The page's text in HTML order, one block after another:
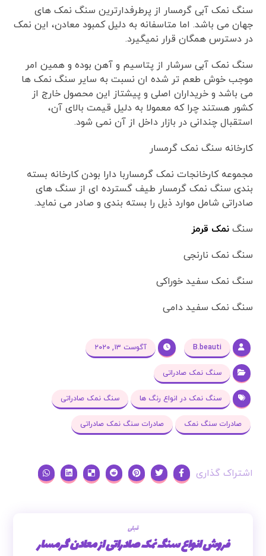
سنگ نمک آبی گرمسار از پرطرفدارترین سنگ نمک های
جهان می باشد. اما متاسفانه به دلیل کمبود معادن، این نمک
در دسترس همگان قرار نمیگیرد.
سنگ نمک آبی سرشار از پتاسیم و آهن بوده و همین امر
موجب خوش طعم تر شده ان نسبت به سایر سنگ نمک ها
می باشد و خریداران اصلی و پیشتاز این محصول خارج از
کشور هستند چرا که معمولا به دلیل قیمت بالای آن،
استقبال چندانی در بازار داخل از آن نمی شود.
کارخانه سنگ نمک گرمسار
مجموعه کارخانجات نمک گرمساربا دارا بودن کارخانه بسته
بندی سنگ نمک گرمسار طیف گسترده ای از سنگ های
صادراتی شامل موارد ذیل را بسته بندی و صادر می نماید.
سنگنمک قرمز
سنگ نمک نارنجی
سنگ نمک سفید خوراکی
سنگ نمک سفید دامی
B.beauti آگوست ۱۳, ۲۰۲۰
سنگ نمک صادراتی
سنگ نمک در انواع رنگ ها سنگ نمک صادراتی
صادرات سنگ نمک صادرات سنگ نمک صادراتی
قبلی
فروش انواع سنگ نمک صادراتی از معادن گرمسار